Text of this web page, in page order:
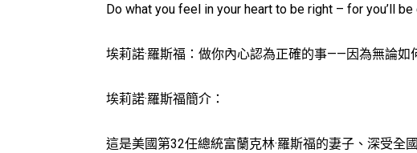
Do what you feel in your heart to be right – for you’ll
埃莉諾·羅斯福：做你內心認為正確的事——因為無論如
埃莉諾·羅斯福簡介：
這是美國第32任總統富蘭克林·羅斯福的妻子、深受全